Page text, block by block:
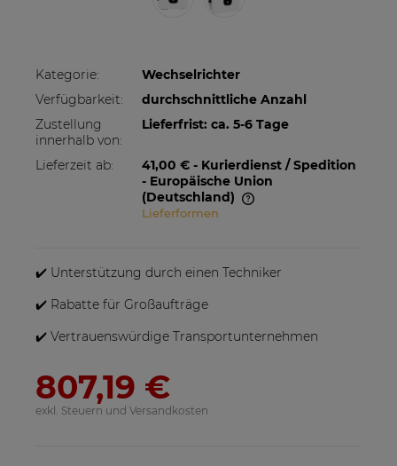
Kategorie:
Wechselrichter
Verfügbarkeit:
durchschnittliche Anzahl
Zustellung
innerhalb von:
Lieferfrist: ca. 5-6 Tage
Lieferzeit ab: 41,00 € - Kurierdienst / Spedition
- Europäische Union
(Deutschland)
Im Preis sind etwaige Zahlungskosten nicht
Lieferformen
✔️ Unterstützung durch einen Techniker
✔️ Rabatte für Großaufträge
✔️ Vertrauenswürdige Transportunternehmen
807,19 €
exkl. Steuern und Versandkosten